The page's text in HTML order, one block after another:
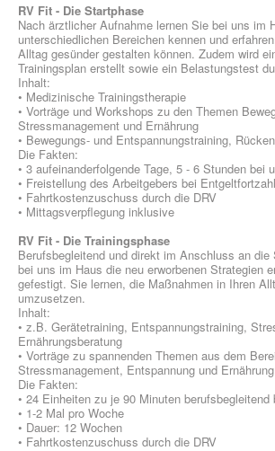
RV Fit - Die Startphase
Nach ärztlicher Aufnahme lernen Sie bei uns im
unterschiedlichen Bereichen kennen und
Alltag gesünder gestalten können. Zudem wird
Trainingsplan erstellt sowie ein Belastungstest
Inhalt:
• Medizinische Trainingstherapie
• Vorträge und Workshops zu den Themen
Stressmanagement und Ernährung
• Bewegungs- und Entspannungstraining,
Die Fakten:
• 3 aufeinanderfolgende Tage, 5 - 6 Stunden bei
• Freistellung des Arbeitgebers bei
• Fahrtkostenzuschuss durch die DRV
• Mittagsverpflegung inklusive
RV Fit - Die Trainingsphase
Berufsbegleitend und direkt im Anschluss an die
bei uns im Haus die neu erworbenen Strategien
gefestigt. Sie lernen, die Maßnahmen in Ihren
umzusetzen.
Inhalt:
• z.B. Gerätetraining, Entspannungstraining,
Ernährungsberatung
• Vorträge zu spannenden Themen aus dem
Stressmanagement, Entspannung und Ernährung
Die Fakten:
• 24 Einheiten zu je 90 Minuten berufsbegleitend
• 1-2 Mal pro Woche
• Dauer: 12 Wochen
• Fahrtkostenzuschuss durch die DRV